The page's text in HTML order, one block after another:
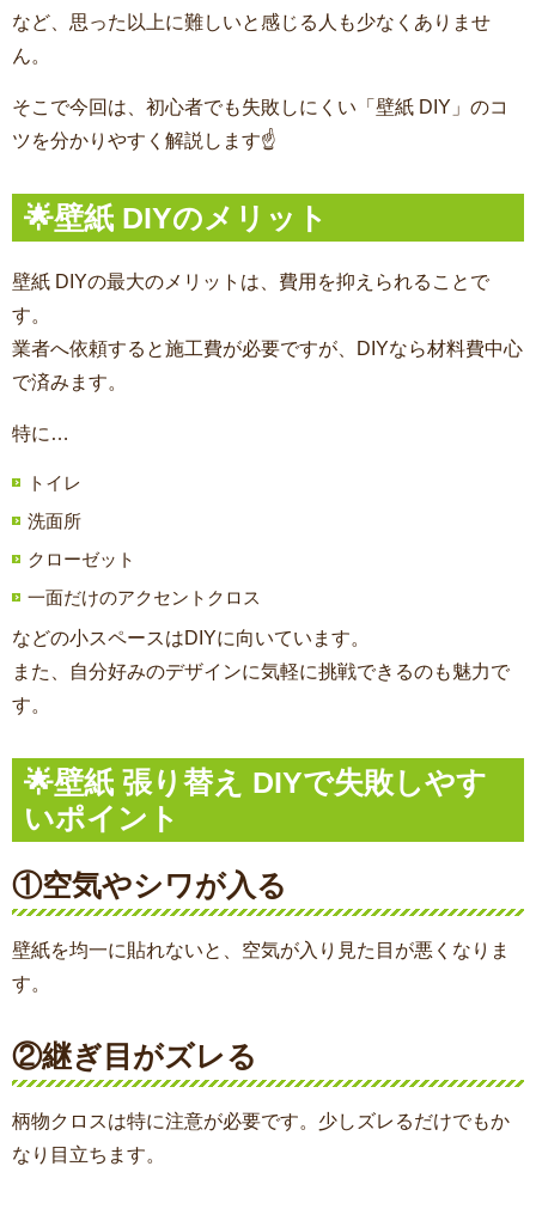
など、思った以上に難しいと感じる人も少なくありませ
ん。
そこで今回は、初心者でも失敗しにくい「壁紙 DIY」のコ
ツを分かりやすく解説します☝️
🌟壁紙 DIYのメリット
壁紙 DIYの最大のメリットは、費用を抑えられることで
す。
業者へ依頼すると施工費が必要ですが、DIYなら材料費中心
で済みます。
特に…
トイレ
洗面所
クローゼット
一面だけのアクセントクロス
などの小スペースはDIYに向いています。
また、自分好みのデザインに気軽に挑戦できるのも魅力で
す。
🌟壁紙 張り替え DIYで失敗しやす
いポイント
①空気やシワが入る
壁紙を均一に貼れないと、空気が入り見た目が悪くなりま
す。
②継ぎ目がズレる
柄物クロスは特に注意が必要です。少しズレるだけでもか
なり目立ちます。